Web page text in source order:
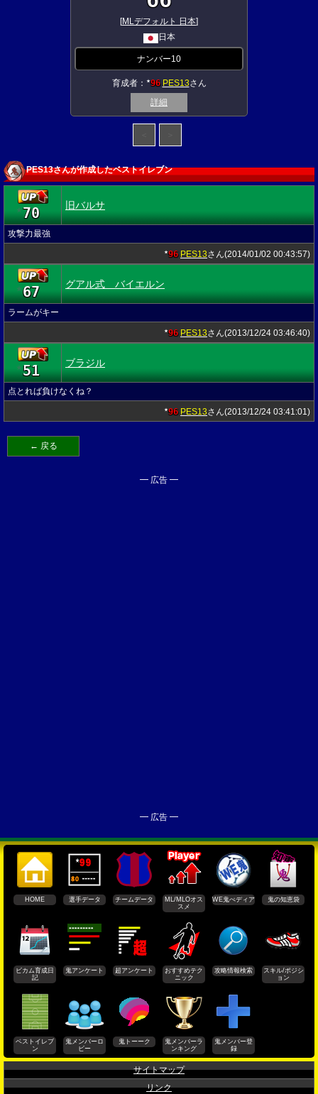
[MLデフォルト 日本]
日本
ナンバー10
育成者： ★96 PES13さん
詳細
PES13さんが作成したベストイレブン
★70 旧バルサ
攻撃力最強
★96 PES13さん(2014/01/02 00:43:57)
★67 グアル式 バイエルン
ラームがキー
★96 PES13さん(2013/12/24 03:46:40)
★51 ブラジル
点とれば負けなくね？
★96 PES13さん(2013/12/24 03:41:01)
← 戻る
━ 広告 ━
━ 広告 ━
HOME 選手データ チームデータ
ML/MLOオス
スメ
WE鬼ぺディア 鬼の知恵袋
ビカム育成日
記
鬼アンケート 超アンケート
おすすめテク
ニック
攻略情報検索
スキル/ポジシ
ョン
ベストイレブ
ン
鬼メンバーロ
ビー
鬼トーーク
鬼メンバーラ
ンキング
鬼メンバー登
録
サイトマップ
リンク